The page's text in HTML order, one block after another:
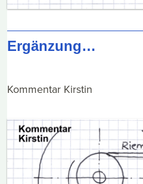
Ergänzung…
Kommentar Kirstin